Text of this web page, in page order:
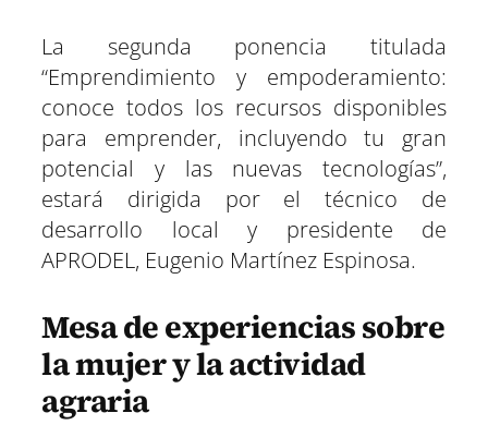
La segunda ponencia titulada
“Emprendimiento y empoderamiento:
conoce todos los recursos disponibles
para emprender, incluyendo tu gran
potencial y las nuevas tecnologías”,
estará dirigida por el técnico de
desarrollo local y presidente de
APRODEL, Eugenio Martínez Espinosa.
Mesa de experiencias sobre
la mujer y la actividad
agraria